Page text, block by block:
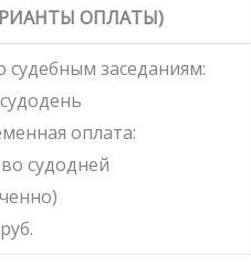
ОПЛАТЫ)
судебным заседаниям:
оплата:
судодней